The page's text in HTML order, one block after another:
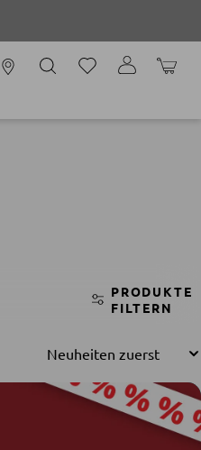
PRODUKTE
FILTERN